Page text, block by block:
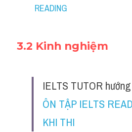
READING
3.2 Kinh nghiệm
IELTS TUTOR
ÔN TẬP IELTS
KHI THI